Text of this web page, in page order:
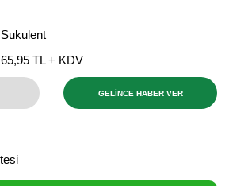
Sukulent
65,95 TL + KDV
GELİNCE HABER VER